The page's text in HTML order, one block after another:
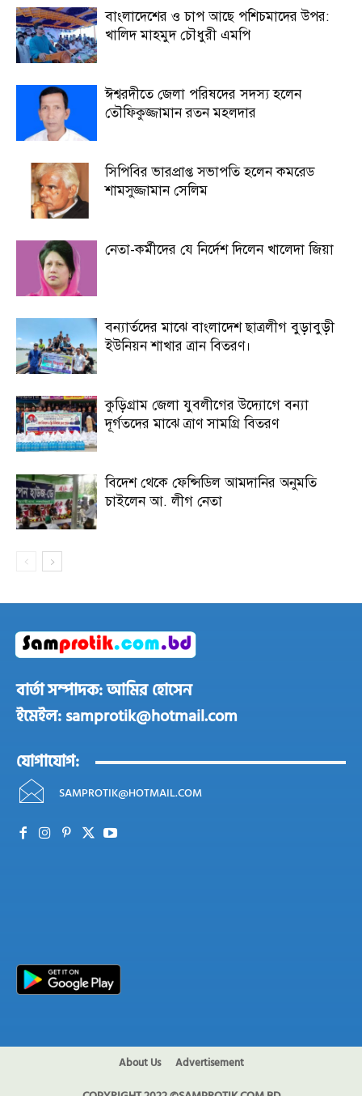
বাংলাদেশের ও চাপ আছে পশিচমাদের উপর:
খালিদ মাহমুদ চৌধুরী এমপি
ঈশ্বরদীতে জেলা পরিষদের সদস্য হলেন
তৌফিকুজ্জামান রতন মহলদার
সিপিবির ভারপ্রাপ্ত সভাপতি হলেন কমরেড
শামসুজ্জামান সেলিম
নেতা-কর্মীদের যে নির্দেশ দিলেন খালেদা জিয়া
বন্যার্তদের মাঝে বাংলাদেশ ছাত্রলীগ বুড়াবুড়ী
ইউনিয়ন শাখার ত্রান বিতরণ।
কুড়িগ্রাম জেলা যুবলীগের উদ্যোগে বন্যা
দূর্গতদের মাঝে ত্রাণ সামগ্রি বিতরণ
বিদেশ থেকে ফেন্সিডিল আমদানির অনুমতি
চাইলেন আ. লীগ নেতা
বার্তা সম্পাদক: আমির হোসেন
ইমেইল: samprotik@hotmail.com
যোগাযোগ:
SAMPROTIK@HOTMAIL.COM
About Us Advertisement